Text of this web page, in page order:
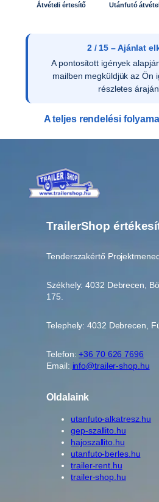
Átvételi értesítő Utánfutó
2 / 15 – Ajánlat
A pontosított igények
mailben megküldjük az Ön
részletes
A teljes rendelési
TrailerShop
Tenderszakértő
Székhely: 4032 Debrecen,
175.
Telephely: 4032 Debrecen,
Telefon:+36 70 626 7696
Email: info@trailer-shop.hu
Oldalaink
utanfuto-alkatresz.hu
gep-szallito.hu
hajoszallito.hu
utanfuto-berles.hu
trailer-rent.hu
trailer-shop.hu